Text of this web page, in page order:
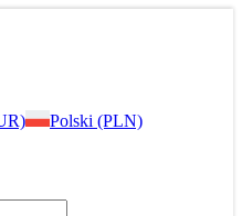
Polski (PLN)